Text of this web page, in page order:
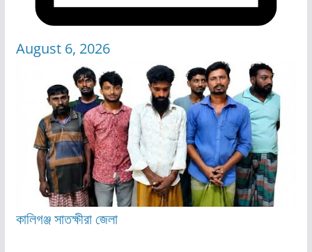
August 6, 2026
কালিগঞ্জসাতক্ষীরা জেলা